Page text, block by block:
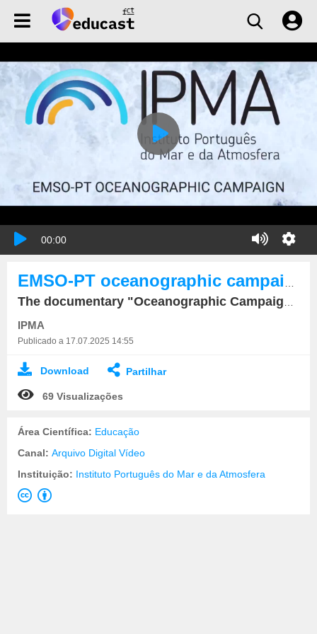
00:00
The documentary "Oceanographic Campaign EMSO-PT" was launched today on the work that took place aboard the research vessel Mário Ruivo between 23 and 26 May 2021.
IPMA
Publicado a 17.07.2025 14:55
Download Partilhar
69 Visualizações
Área Científica: Educação
Canal: Arquivo Digital Vídeo
Instituição: Instituto Português do Mar e da Atmosfera